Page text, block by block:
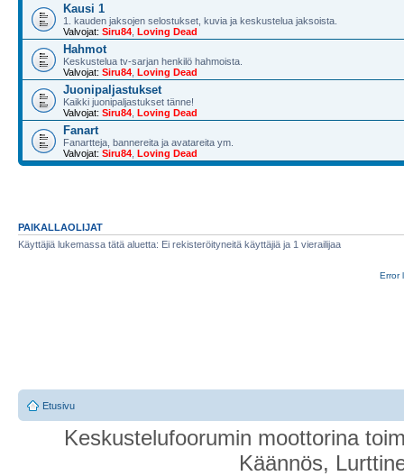
Kausi 1
1. kauden jaksojen selostukset, kuvia ja keskustelua jaksoista.
Valvojat: Siru84 Loving Dead
Hahmot
Keskustelua tv-sarjan henkilö hahmoista.
Valvojat: Siru84 Loving Dead
Juonipaljastukset
Kaikki juonipaljastukset tänne!
Valvojat: Siru84 Loving Dead
Fanart
Fanartteja, bannereita ja avatareita ym.
Valvojat: Siru84 Loving Dead
PAIKALLAOLIJAT
Käyttäjiä lukemassa tätä aluetta: Ei rekisteröityneitä käyttäjiä ja 1 vierailijaa
Error
Etusivu
Keskustelufoorumin moottorina
Käännös,